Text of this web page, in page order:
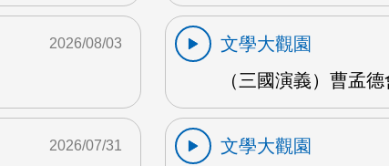
2026/08/03
文學大觀園
（三國演義）曹孟
2026/07/31
文學大觀園